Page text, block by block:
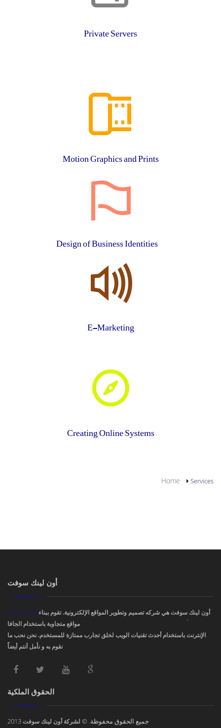
Private Servers
Motion Graphics and Prints
Design of Business Identities
E-Marketing
Creating Online Systems
Home Services
أون لينك سوفت
OnLinkSoftأون لينك سوفت هي شركه تصميم وتطوير المواقع الإلكترونية. تقوم ببناء
مواقع متجاوبة باستخدام الجافا، PHP، HTML5 ,CSS3. ودمج أفضل تصاميم مواقع
الإنترنت باستخدام أحدث تقنيات الويب لخلق تجارب ممتازة للمستخدم. نحن نحب ما
الحقوق الملكية
جميع الحقوق محفوظة. © لشركة أون لينك سوفت 2013